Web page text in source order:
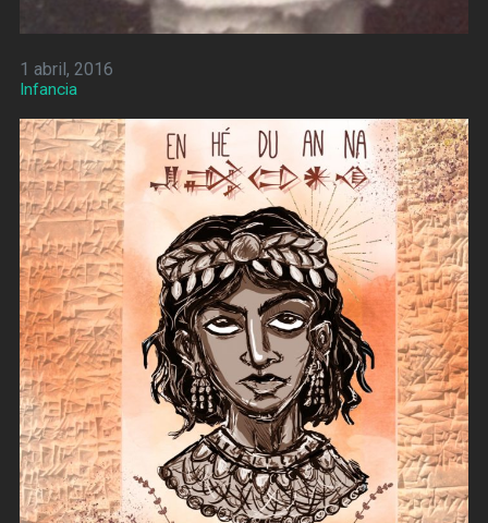
1 abril, 2016
Infancia